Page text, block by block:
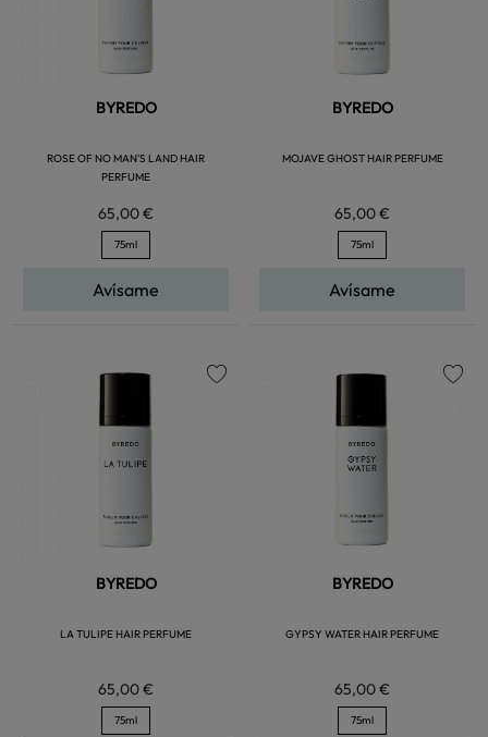
BYREDO
ROSE OF NO MAN'S LAND HAIR
PERFUME
65,00 €
75ml
Avísame
BYREDO
MOJAVE GHOST HAIR PERFUME
65,00 €
75ml
Avísame
BYREDO
LA TULIPE HAIR PERFUME
65,00 €
75ml
BYREDO
GYPSY WATER HAIR PERFUME
65,00 €
75ml